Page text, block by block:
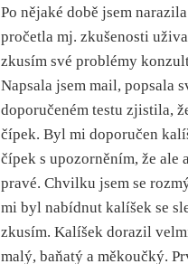
Po nějaké době jsem
pročetla mj. zkušenosti
zkusím své problémy
Napsala jsem mail, popsala
doporučeném testu zjistila,
čípek. Byl mi doporučen
čípek s upozorněním, že ale
pravé. Chvilku jsem se
mi byl nabídnut kalíšek se
zkusím. Kalíšek dorazil
malý, baňatý a měkoučký.